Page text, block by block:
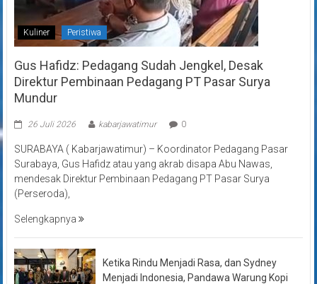
Kuliner Peristiwa
Gus Hafidz: Pedagang Sudah Jengkel, Desak
Direktur Pembinaan Pedagang PT Pasar Surya
Mundur
26 Juli 2026 kabarjawatimur 0
SURABAYA ( Kabarjawatimur) – Koordinator Pedagang Pasar
Surabaya, Gus Hafidz atau yang akrab disapa Abu Nawas,
mendesak Direktur Pembinaan Pedagang PT Pasar Surya
(Perseroda),
Selengkapnya
Ketika Rindu Menjadi Rasa, dan Sydney
Menjadi Indonesia, Pandawa Warung Kopi